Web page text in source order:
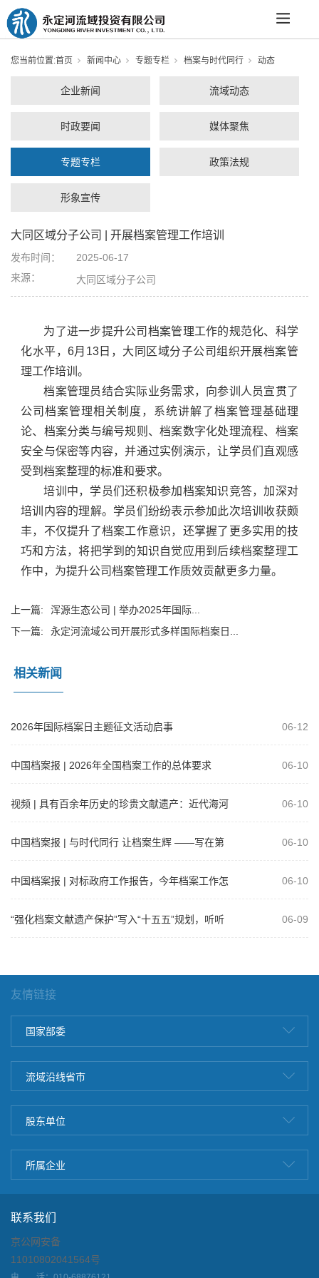
您当前位置:首页 新闻中心 专题专栏 档案与时代同行 动态
企业新闻 流域动态
时政要闻 媒体聚焦
专题专栏 政策法规
形象宣传
大同区域分子公司 | 开展档案管理工作培训
发布时间：
2025-06-17
来源：
大同区域分子公司
为了进一步提升公司档案管理工作的规范化、科学
化水平，6月13日，大同区域分子公司组织开展档案管
理工作培训。
档案管理员结合实际业务需求，向参训人员宣贯了
公司档案管理相关制度，系统讲解了档案管理基础理
论、档案分类与编号规则、档案数字化处理流程、档案
安全与保密等内容，并通过实例演示，让学员们直观感
受到档案整理的标准和要求。
培训中，学员们还积极参加档案知识竞答，加深对
培训内容的理解。学员们纷纷表示参加此次培训收获颇
丰，不仅提升了档案工作意识，还掌握了更多实用的技
巧和方法，将把学到的知识自觉应用到后续档案整理工
作中，为提升公司档案管理工作质效贡献更多力量。
上一篇:
浑源生态公司 | 举办2025年国际...
下一篇:
永定河流域公司开展形式多样国际档案日...
相关新闻
2026年国际档案日主题征文活动启事 06-12
中国档案报 | 2026年全国档案工作的总体要求 06-10
视频 | 具有百余年历史的珍贵文献遗产：近代海河
06-10
中国档案报 | 与时代同行 让档案生辉 ——写在第
06-10
中国档案报 | 对标政府工作报告，今年档案工作怎
06-10
“强化档案文献遗产保护”写入“十五五”规划，听听
06-09
友情链接
国家部委
流域沿线省市
股东单位
所属企业
联系我们
京公网安备
11010802041564号